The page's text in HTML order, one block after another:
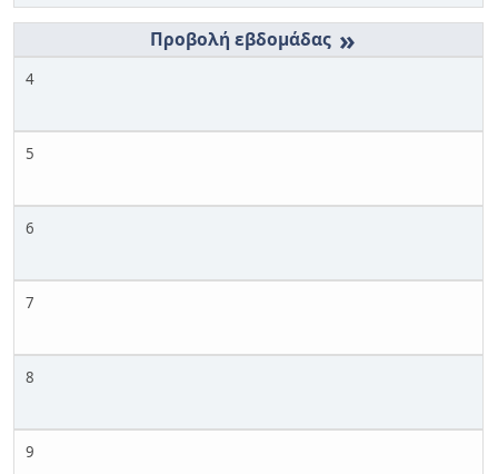
»
4
5
6
7
8
9